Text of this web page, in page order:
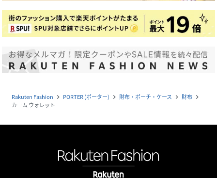
Rakuten Fashion navigate_next PORTER (ポーター) navigate_next 財布・ポーチ・ケース navigate_next 財布 navigate_next
カーム ウォレット